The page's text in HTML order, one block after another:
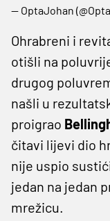
— OptaJohan
Ohrabreni i
otišli na
drugog
našli u
proigrao
čitavi lijevi dio
nije uspio
jedan na jedan
mrežicu.